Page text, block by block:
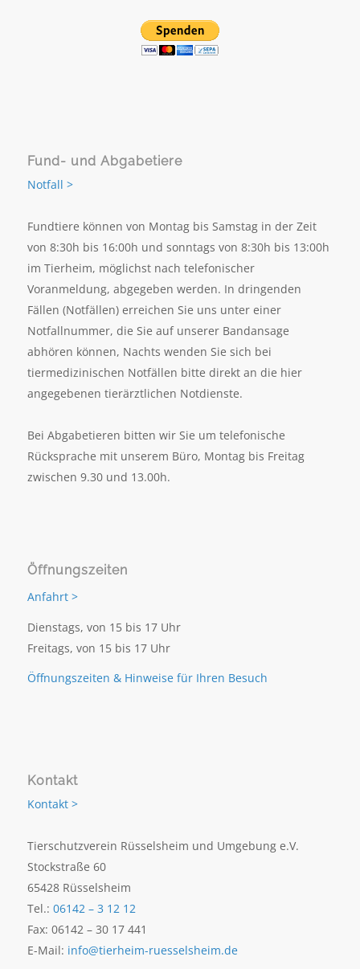
Fund- und Abgabetiere
Notfall >
Fundtiere können von Montag bis Samstag in der Zeit
von 8:30h bis 16:00h und sonntags von 8:30h bis 13:00h
im Tierheim, möglichst nach telefonischer
Voranmeldung, abgegeben werden. In dringenden
Fällen (Notfällen) erreichen Sie uns unter einer
Notfallnummer, die Sie auf unserer Bandansage
abhören können, Nachts wenden Sie sich bei
tiermedizinischen Notfällen bitte direkt an die hier
angegebenen tierärztlichen Notdienste.
Bei Abgabetieren bitten wir Sie um telefonische
Rücksprache mit unserem Büro, Montag bis Freitag
zwischen 9.30 und 13.00h.
Öffnungszeiten
Anfahrt >
Dienstags, von 15 bis 17 Uhr
Freitags, von 15 bis 17 Uhr
Öffnungszeiten & Hinweise für Ihren Besuch
Kontakt
Kontakt >
Tierschutzverein Rüsselsheim und Umgebung e.V.
Stockstraße 60
65428 Rüsselsheim
Tel.: 06142 – 3 12 12
Fax: 06142 – 30 17 441
E-Mail: info@tierheim-ruesselsheim.de